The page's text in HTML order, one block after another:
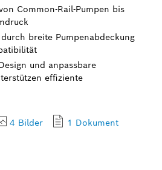
Common-Rail-Pumpen bis
breite Pumpenabdeckung
und anpassbare
effiziente
4 Bilder 1 Dokument